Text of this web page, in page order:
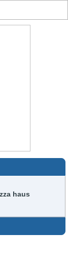
haus